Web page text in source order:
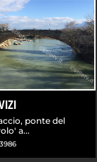
ponte del
a...
3986